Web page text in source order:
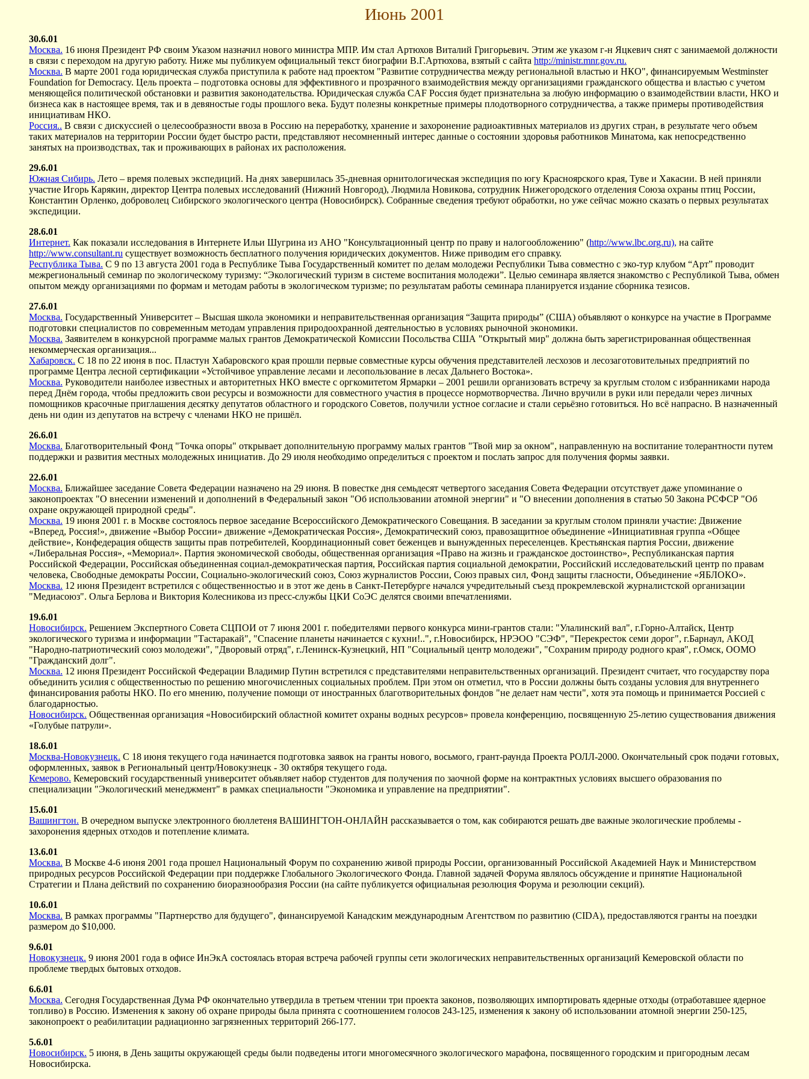
Июнь 2001
30.6.01
Москва. 16 июня Президент РФ своим Указом назначил нового министра МПР. Им стал Артюхов Виталий Григорьевич. Этим же указом г-н Яцкевич снят с занимаемой должности
в связи с переходом на другую работу. Ниже мы публикуем официальный текст биографии В.Г.Артюхова, взятый с сайта http://ministr.mnr.gov.ru.
Москва. В марте 2001 года юридическая служба приступила к работе над проектом "Развитие сотрудничества между региональной властью и НКО", финансируемым Westminster
Foundation for Democracy. Цель проекта – подготовка основы для эффективного и прозрачного взаимодействия между организациями гражданского общества и властью с учетом
меняющейся политической обстановки и развития законодательства. Юридическая служба CAF Россия будет признательна за любую информацию o взаимодействии власти, НКО и
бизнеса как в настоящее время, так и в девяностые годы прошлого века. Будут полезны конкретные примеры плодотворного сотрудничества, а также примеры противодействия
инициативам НКО.
Россия.. В связи с дискуссией о целесообразности ввоза в Россию на переработку, хранение и захоронение радиоактивных материалов из других стран, в результате чего объем
таких материалов на территории России будет быстро расти, представляют несомненный интерес данные о состоянии здоровья работников Минатома, как непосредственно
занятых на производствах, так и проживающих в районах их расположения.
29.6.01
Южная Сибирь. Лето – время полевых экспедиций. На днях завершилась 35-дневная орнитологическая экспедиция по югу Красноярского края, Туве и Хакасии. В ней приняли
участие Игорь Карякин, директор Центра полевых исследований (Нижний Новгород), Людмила Новикова, сотрудник Нижегородского отделения Союза охраны птиц России,
Константин Орленко, доброволец Сибирского экологического центра (Новосибирск). Собранные сведения требуют обработки, но уже сейчас можно сказать о первых результатах
экспедиции.
28.6.01
Интернет. Как показали исследования в Интернете Ильи Шугрина из АНО "Консультационный центр по праву и налогообложению" (http://www.lbc.org.ru), на сайте
http://www.consultant.ru существует возможность бесплатного получения юридических документов. Ниже приводим его справку.
Республика Тыва. С 9 по 13 августа 2001 года в Республике Тыва Гоcударственный комитет по делам молодежи Республики Тыва совместно с эко-тур клубом “Арт” проводит
межрегиональный семинар по экологическому туризму: “Экологический туризм в системе воспитания молодежи”. Целью семинара является знакомство с Республикой Тыва, обмен
опытом между организациями по формам и методам работы в экологическом туризме; по результатам работы семинара планируется издание сборника тезисов.
27.6.01
Москва. Государственный Университет – Высшая школа экономики и неправительственная организация “Защита природы” (США) объявляют о конкурсе на участие в Программе
подготовки специалистов по современным методам управления природоохранной деятельностью в условиях рыночной экономики.
Москва. Заявителем в конкурсной программе малых грантов Демократической Комиссии Посольства США "Открытый мир" должна быть зарегистрированная общественная
некоммерческая организация...
Хабаровск. С 18 по 22 июня в пос. Пластун Хабаровского края прошли первые совместные курсы обучения представителей лесхозов и лесозаготовительных предприятий по
программе Центра лесной сертификации «Устойчивое управление лесами и лесопользование в лесах Дальнего Востока».
Москва. Руководители наиболее известных и авторитетных НКО вместе с оргкомитетом Ярмарки – 2001 решили организовать встречу за круглым столом с избранниками народа
перед Днём города, чтобы предложить свои ресурсы и возможности для совместного участия в процессе нормотворчества. Лично вручили в руки или передали через личных
помощников красочные приглашения десятку депутатов областного и городского Советов, получили устное согласие и стали серьёзно готовиться. Но всё напрасно. В назначенный
день ни один из депутатов на встречу с членами НКО не пришёл.
26.6.01
Москва. Благотворительный Фонд "Точка опоры" открывает дополнительную программу малых грантов "Твой мир за окном", направленную на воспитание толерантности путем
поддержки и развития местных молодежных инициатив. До 29 июля необходимо определиться с проектом и послать запрос для получения формы заявки.
22.6.01
Москва. Ближайшее заседание Совета Федерации назначено на 29 июня. В повестке дня семьдесят четвертого заседания Совета Федерации отсутствует даже упоминание о
законопроектах "О внесении изменений и дополнений в Федеральный закон "Об использовании атомной энергии" и "О внесении дополнения в статью 50 Закона РСФСР "Об
охране окружающей природной среды".
Москва. 19 июня 2001 г. в Москве состоялось первое заседание Всероссийского Демократического Совещания. В заседании за круглым столом приняли участие: Движение
«Вперед, Россия!», движение «Выбор России» движение «Демократическая Россия», Демократический союз, правозащитное объединение «Инициативная группа «Общее
действие», Конфедерация обществ защиты прав потребителей, Координационный совет беженцев и вынужденных переселенцев. Крестьянская партия России, движение
«Либеральная Россия», «Мемориал». Партия экономической свободы, общественная организация «Право на жизнь и гражданское достоинство», Республиканская партия
Российской Федерации, Российская объединенная социал-демократическая партия, Российская партия социальной демократии, Российский исследовательский центр по правам
человека, Свободные демократы России, Социально-экологический союз, Союз журналистов России, Союз правых сил, Фонд защиты гласности, Объединение «ЯБЛОКО».
Москва. 12 июня Президент встретился с общественностью и в этот же день в Санкт-Петербурге начался учредительный съезд прокремлевской журналистской организации
"Медиасоюз". Ольга Берлова и Виктория Колесникова из пресс-службы ЦКИ СоЭС делятся своими впечатлениями.
19.6.01
Новосибирск. Решением Экспертного Совета СЦПОИ от 7 июня 2001 г. победителями первого конкурса мини-грантов стали: "Улалинский вал", г.Горно-Алтайск, Центр
экологического туризма и информации "Тастаракай", "Спасение планеты начинается с кухни!..", г.Новосибирск, НРЭОО "СЭФ", "Перекресток семи дорог", г.Барнаул, АКОД
"Народно-патриотический союз молодежи", "Дворовый отряд", г.Ленинск-Кузнецкий, НП "Социальный центр молодежи", "Сохраним природу родного края", г.Омск, ООМО
"Гражданский долг".
Москва. 12 июня Президент Российской Федерации Владимир Путин встретился с представителями неправительственных организаций. Президент считает, что государству пора
объединить усилия с общественностью по решению многочисленных социальных проблем. При этом он отметил, что в России должны быть созданы условия для внутреннего
финансирования работы НКО. По его мнению, получение помощи от иностранных благотворительных фондов "не делает нам чести", хотя эта помощь и принимается Россией с
благодарностью.
Новосибирск. Общественная организация «Новосибирский областной комитет охраны водных ресурсов» провела конференцию, посвященную 25-летию существования движения
«Голубые патрули».
18.6.01
Москва-Новокузнецк. С 18 июня текущего года начинается подготовка заявок на гранты нового, восьмого, грант-раунда Проекта РОЛЛ-2000. Окончательный срок подачи готовых,
оформленных, заявок в Региональный центр/Новокузнецк - 30 октября текущего года.
Кемерово. Кемеровский государственный университет объявляет набор студентов для получения по заочной форме на контрактных условиях высшего образования по
специализации "Экологический менеджмент" в рамках специальности "Экономика и управление на предприятии".
15.6.01
Вашингтон. В очередном выпуске электронного бюллетеня ВАШИНГТОН-ОНЛАЙН рассказывается о том, как собираются решать две важные экологические проблемы -
захоронения ядерных отходов и потепление климата.
13.6.01
Москва. В Москве 4-6 июня 2001 года прошел Национальный Форум по сохранению живой природы России, организованный Российской Академией Наук и Министерством
природных ресурсов Российской Федерации при поддержке Глобального Экологического Фонда. Главной задачей Форума являлось обсуждение и принятие Национальной
Стратегии и Плана действий по сохранению биоразнообразия России (на сайте публикуется официальная резолюция Форума и резолюции секций).
10.6.01
Москва. В рамках программы "Партнерство для будущего", финансируемой Канадским международным Агентством по развитию (CIDA), предоставляются гранты на поездки
размером до $10,000.
9.6.01
Новокузнецк. 9 июня 2001 года в офисе ИнЭкА состоялась вторая встреча рабочей группы сети экологических неправительственных организаций Кемеровской области по
проблеме твердых бытовых отходов.
6.6.01
Москва. Сегодня Государственная Дума РФ окончательно утвердила в третьем чтении три проекта законов, позволяющих импортировать ядерные отходы (отработавшее ядерное
топливо) в Россию. Изменения к закону об охране природы была принята с соотношением голосов 243-125, изменения к закону об использовании атомной энергии 250-125,
законопроект о реабилитации радиационно загрязненных территорий 266-177.
5.6.01
Новосибирск. 5 июня, в День защиты окружающей среды были подведены итоги многомесячного экологического марафона, посвященного городским и пригородным лесам
Новосибирска.